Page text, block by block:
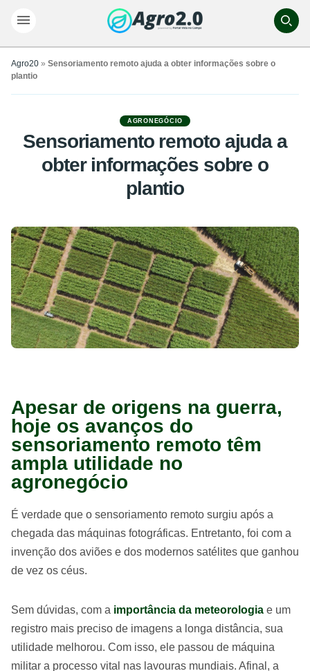
Agro20 » Sensoriamento remoto ajuda a obter informações sobre o
plantio
AGRONEGÓCIO
Sensoriamento remoto ajuda a
obter informações sobre o
plantio
Apesar de origens na guerra,
hoje os avanços do
sensoriamento remoto têm
ampla utilidade no
agronegócio
É verdade que o sensoriamento remoto surgiu após a
chegada das máquinas fotográficas. Entretanto, foi com a
invenção dos aviões e dos modernos satélites que ganhou
de vez os céus.
Sem dúvidas, com a importância da meteorologia e um
registro mais preciso de imagens a longa distância, sua
utilidade melhorou. Com isso, ele passou de máquina
militar a processo vital nas lavouras mundiais. Afinal, a